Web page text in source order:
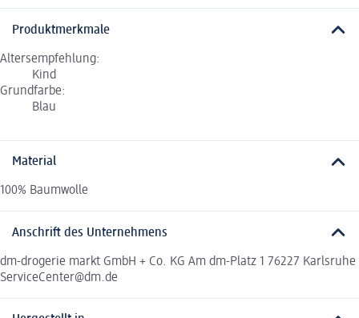
Produktmerkmale
Altersempfehlung:
Kind
Grundfarbe:
Blau
Material
100% Baumwolle
Anschrift des Unternehmens
dm-drogerie markt GmbH + Co. KG Am dm-Platz 1 76227 Karlsruhe
ServiceCenter@dm.de